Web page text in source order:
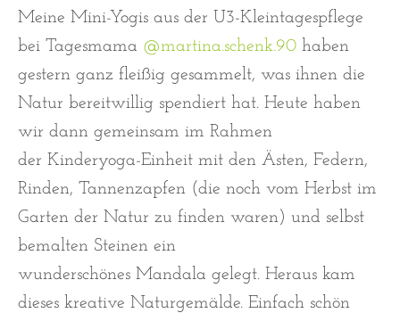
Meine Mini-Yogis aus der U3-Kleintagespflege
bei Tagesmama @martina.schenk.90 haben
gestern ganz fleißig gesammelt, was ihnen die
Natur bereitwillig spendiert hat. Heute haben
wir dann gemeinsam im Rahmen
der Kinderyoga-Einheit mit den Ästen, Federn,
Rinden, Tannenzapfen (die noch vom Herbst im
Garten der Natur zu finden waren) und selbst
bemalten Steinen ein
wunderschönes Mandala gelegt. Heraus kam
dieses kreative Naturgemälde. Einfach schön